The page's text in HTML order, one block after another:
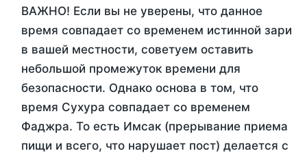
ВАЖНО! Если вы не уверены, что данное
время совпадает со временем истинной зари
в вашей местности, советуем оставить
небольшой промежуток времени для
безопасности. Однако основа в том, что
время Сухура совпадает со временем
Фаджра. То есть Имсак (прерывание приема
пищи и всего, что нарушает пост) делается с